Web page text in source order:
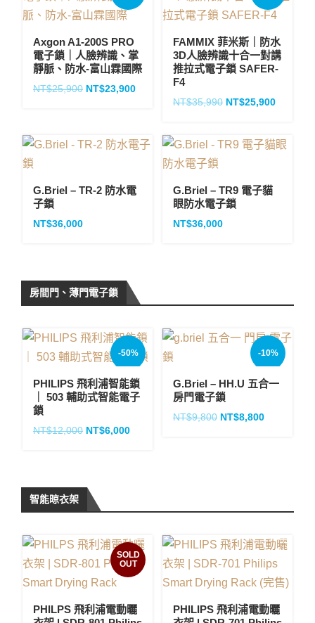
Axgon A1-200S PRO
電子鎖｜人臉辨識、掌
靜脈、防水-富山霖國際
NT$25,900 NT$23,900
FAMMIX 菲米斯｜防水
3D人臉辨識十合一對講
推拉式電子鎖 SAFER-
F4
NT$35,990 NT$25,900
G.Briel – TR-2 防水電
子鎖
NT$36,000
G.Briel – TR9 電子貓
眼防水電子鎖
NT$36,000
房間門、薄門電子鎖
-50%
PHILIPS 飛利浦智能鎖
｜ 503 輔助式智能電子
鎖
NT$12,000 NT$6,000
-10%
G.Briel – HH.U 五合一
房門電子鎖
NT$9,800 NT$8,800
智能晾衣架
SOLD
OUT
PHILPS 飛利浦電動曬
PHILIPS 飛利浦電動曬